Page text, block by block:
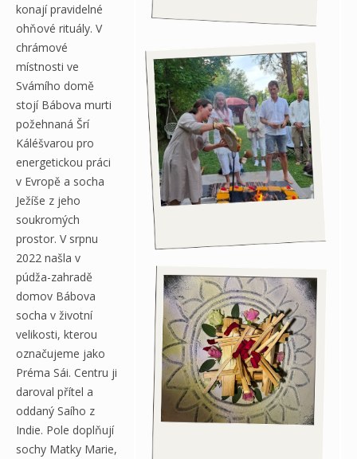
konají pravidelné
ohňové rituály. V
chrámové
místnosti ve
Svámího domě
stojí Bábova murti
požehnaná Šrí
Káléšvarou pro
energetickou práci
v Evropě a socha
Ježíše z jeho
soukromých
prostor. V srpnu
2022 našla v
púdža-zahradě
domov Bábova
socha v životní
velikosti, kterou
označujeme jako
Préma Sái. Centru ji
daroval přítel a
oddaný Saího z
Indie. Pole doplňují
sochy Matky Marie,